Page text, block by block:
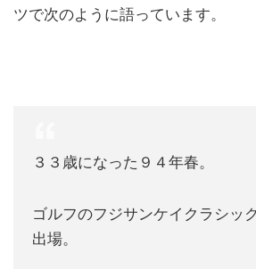
ツで次のように語っています。
３３歳になった９４年春。
ゴルフのフジサンケイクラシッ
出場。